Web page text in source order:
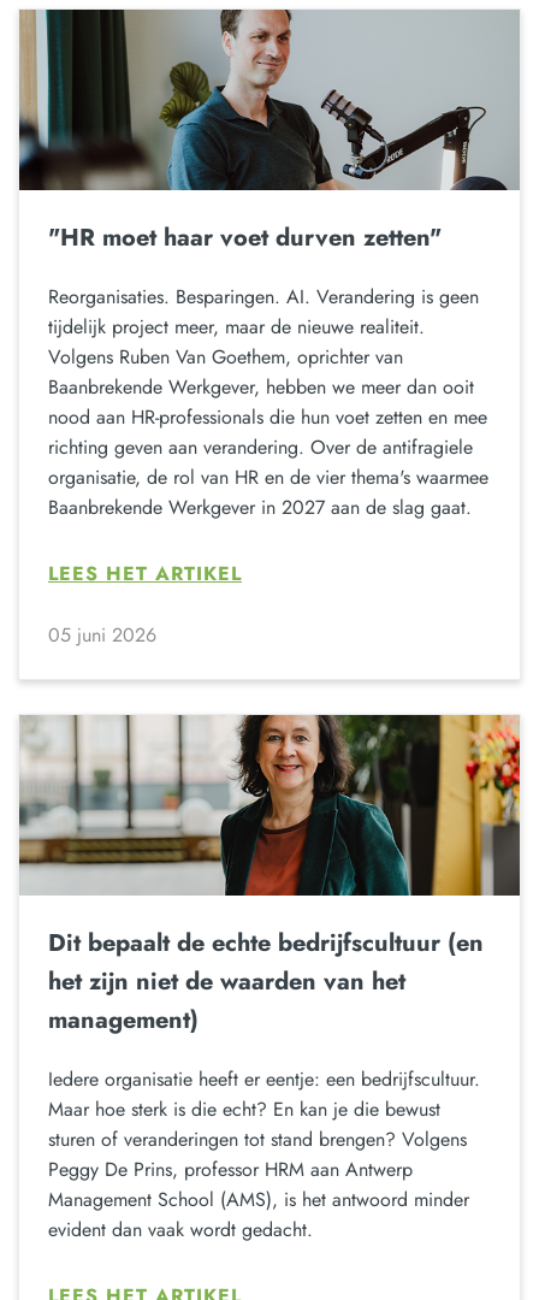
"HR moet haar voet durven zetten"
Reorganisaties. Besparingen. AI. Verandering is geen
tijdelijk project meer, maar de nieuwe realiteit.
Volgens Ruben Van Goethem, oprichter van
Baanbrekende Werkgever, hebben we meer dan ooit
nood aan HR-professionals die hun voet zetten en mee
richting geven aan verandering. Over de antifragiele
organisatie, de rol van HR en de vier thema's waarmee
Baanbrekende Werkgever in 2027 aan de slag gaat.
LEES HET ARTIKEL
05 juni 2026
Dit bepaalt de echte bedrijfscultuur (en
het zijn niet de waarden van het
management)
Iedere organisatie heeft er eentje: een bedrijfscultuur.
Maar hoe sterk is die echt? En kan je die bewust
sturen of veranderingen tot stand brengen? Volgens
Peggy De Prins, professor HRM aan Antwerp
Management School (AMS), is het antwoord minder
evident dan vaak wordt gedacht.